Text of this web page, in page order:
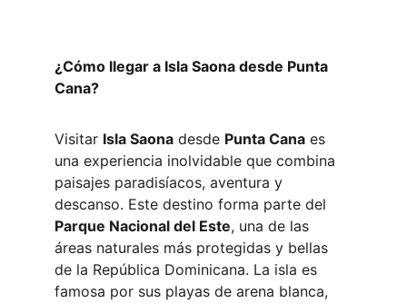
¿Cómo llegar a Isla Saona desde Punta
Cana?
Visitar Isla Saona desde Punta Cana es
una experiencia inolvidable que combina
paisajes paradisíacos, aventura y
descanso. Este destino forma parte del
Parque Nacional del Este, una de las
áreas naturales más protegidas y bellas
de la República Dominicana. La isla es
famosa por sus playas de arena blanca,